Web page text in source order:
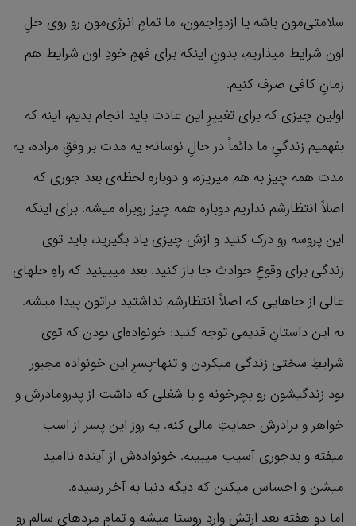
سلامتی‌مون باشه یا ازدواجمون، ما تمامِ انرژی‌مون رو روی حلِ
اون شرایط میذاریم، بدونِ اینکه برای فهمِ خودِ اون شرایط هم
زمانِ کافی صرف کنیم.
اولین چیزی که برای تغییرِ این عادت باید انجام بدیم، اینه که
بفهمیم زندگیِ ما دائماً در حالِ نوسانه؛ یه مدت بر وفقِ مراده، یه
مدت همه چیز به هم میریزه، و دوباره لحظه‌ی بعد جوری که
اصلاً انتظارشم نداریم دوباره همه چیز روبراه میشه. برای اینکه
این پروسه رو درک کنید و ازش چیزی یاد بگیرید، باید توی
زندگی برای وقوعِ حوادث جا باز کنید. بعد میبینید که راهِ حلهای
عالی از جاهایی که اصلاً انتظارشم نداشتید براتون پیدا میشه.
به این داستانِ قدیمی توجه کنید: خونواده‌ای بودن که توی
شرایطِ سختی زندگی میکردن و تنها-پسرِ این خونواده مجبور
بود زندگیشون رو بچرخونه و با شغلی که داشت از پدرومادرش و
خواهر و برادرش حمایتِ مالی کنه. یه روز این پسر از اسب
میفته و بدجوری آسیب میبینه. خونواده‌ش از آینده ناامید
میشن و احساس میکنن که دیگه دنیا به آخر رسیده.
اما دو هفته بعد ارتش واردِ روستا میشه و تمامِ مردهای سالم رو